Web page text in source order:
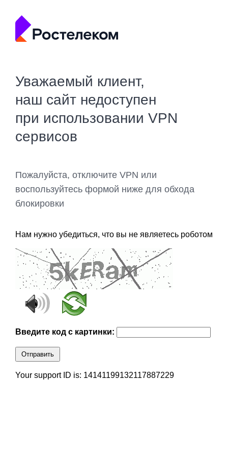
Уважаемый клиент,
наш сайт недоступен
при использовании VPN
сервисов
Пожалуйста, отключите VPN или
воспользуйтесь формой ниже для обхода
блокировки
Нам нужно убедиться, что вы не являетесь роботом
Введите код с картинки:
Отправить
Your support ID is: 14141199132117887229